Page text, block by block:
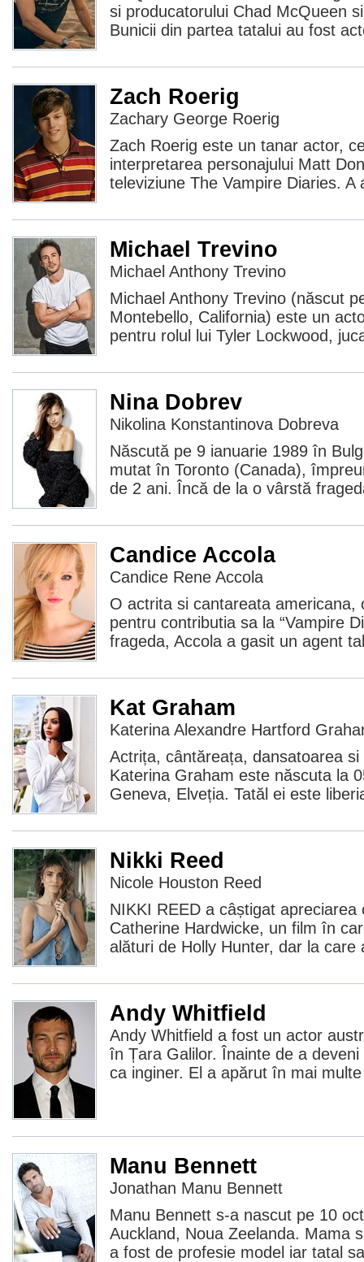
si producatorului Chad McQueen
Bunicii din partea tatalui au fost
Zach Roerig
Zachary George Roerig
Zach Roerig este un tanar actor,
interpretarea personajului Matt
televiziune The Vampire Diaries. A
Michael Trevino
Michael Anthony Trevino
Michael Anthony Trevino (născut
Montebello, California) este un
pentru rolul lui Tyler Lockwood,
Nina Dobrev
Nikolina Konstantinova Dobreva
Născută pe 9 ianuarie 1989 în
mutat în Toronto (Canada),
de 2 ani. Încă de la o vârstă
Candice Accola
Candice Rene Accola
O actrita si cantareata americana,
pentru contributia sa la “Vampire
frageda, Accola a gasit un agent
Kat Graham
Katerina Alexandre Hartford
Actrița, cântăreața, dansatoarea
Katerina Graham este născuta la
Geneva, Elveția. Tatăl ei este
Nikki Reed
Nicole Houston Reed
NIKKI REED a câștigat
Catherine Hardwicke, un film în
alături de Holly Hunter, dar la care
Andy Whitfield
Andy Whitfield a fost un actor
în Țara Galilor. Înainte de a
ca inginer. El a apărut în mai
Manu Bennett
Jonathan Manu Bennett
Manu Bennett s-a nascut pe 10
Auckland, Noua Zeelanda. Mama
a fost de profesie model iar tatal